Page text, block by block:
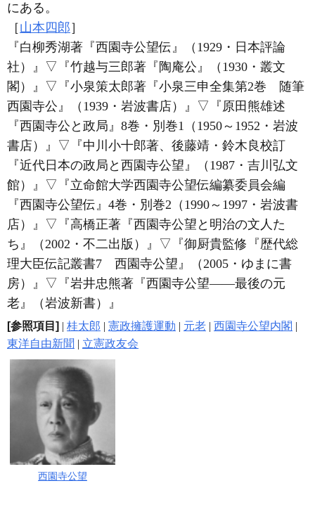
にある。
［山本四郎］
『白柳秀湖著『西園寺公望伝』（1929・日本評論
社）』 ▽ 『竹越与三郎著『陶庵公』（1930・叢文
閣）』 ▽ 『小泉策太郎著『小泉三申全集第2巻 随筆
西園寺公』（1939・岩波書店）』 ▽ 『原田熊雄述
『西園寺公と政局』8巻・別巻1（1950～1952・岩波
書店）』 ▽ 『中川小十郎著、後藤靖・鈴木良校訂
『近代日本の政局と西園寺公望』（1987・吉川弘文
館）』 ▽ 『立命館大学西園寺公望伝編纂委員会編
『西園寺公望伝』4巻・別巻2（1990～1997・岩波書
店）』 ▽ 『高橋正著『西園寺公望と明治の文人た
ち』（2002・不二出版）』 ▽ 『御厨貴監修『歴代総
理大臣伝記叢書7 西園寺公望』（2005・ゆまに書
房）』 ▽ 『岩井忠熊著『西園寺公望――最後の元
老』（岩波新書）』
[参照項目] | 桂太郎 | 憲政擁護運動 | 元老 | 西園寺公望内閣 |
東洋自由新聞 | 立憲政友会
西園寺公望